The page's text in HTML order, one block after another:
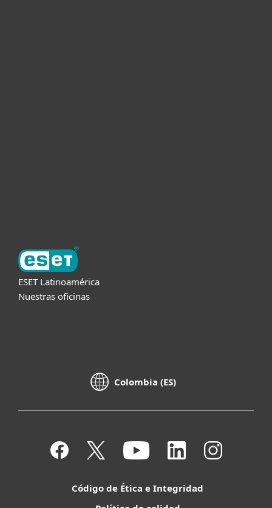
ESET Latinoamérica
Nuestras oficinas
Colombia (ES)
Código de Ética e Integridad